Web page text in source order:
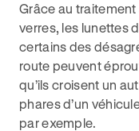
Grâce au
verres, les lunettes
certains des
route peuvent
qu’ils croisent un
phares d’un
par exemple.